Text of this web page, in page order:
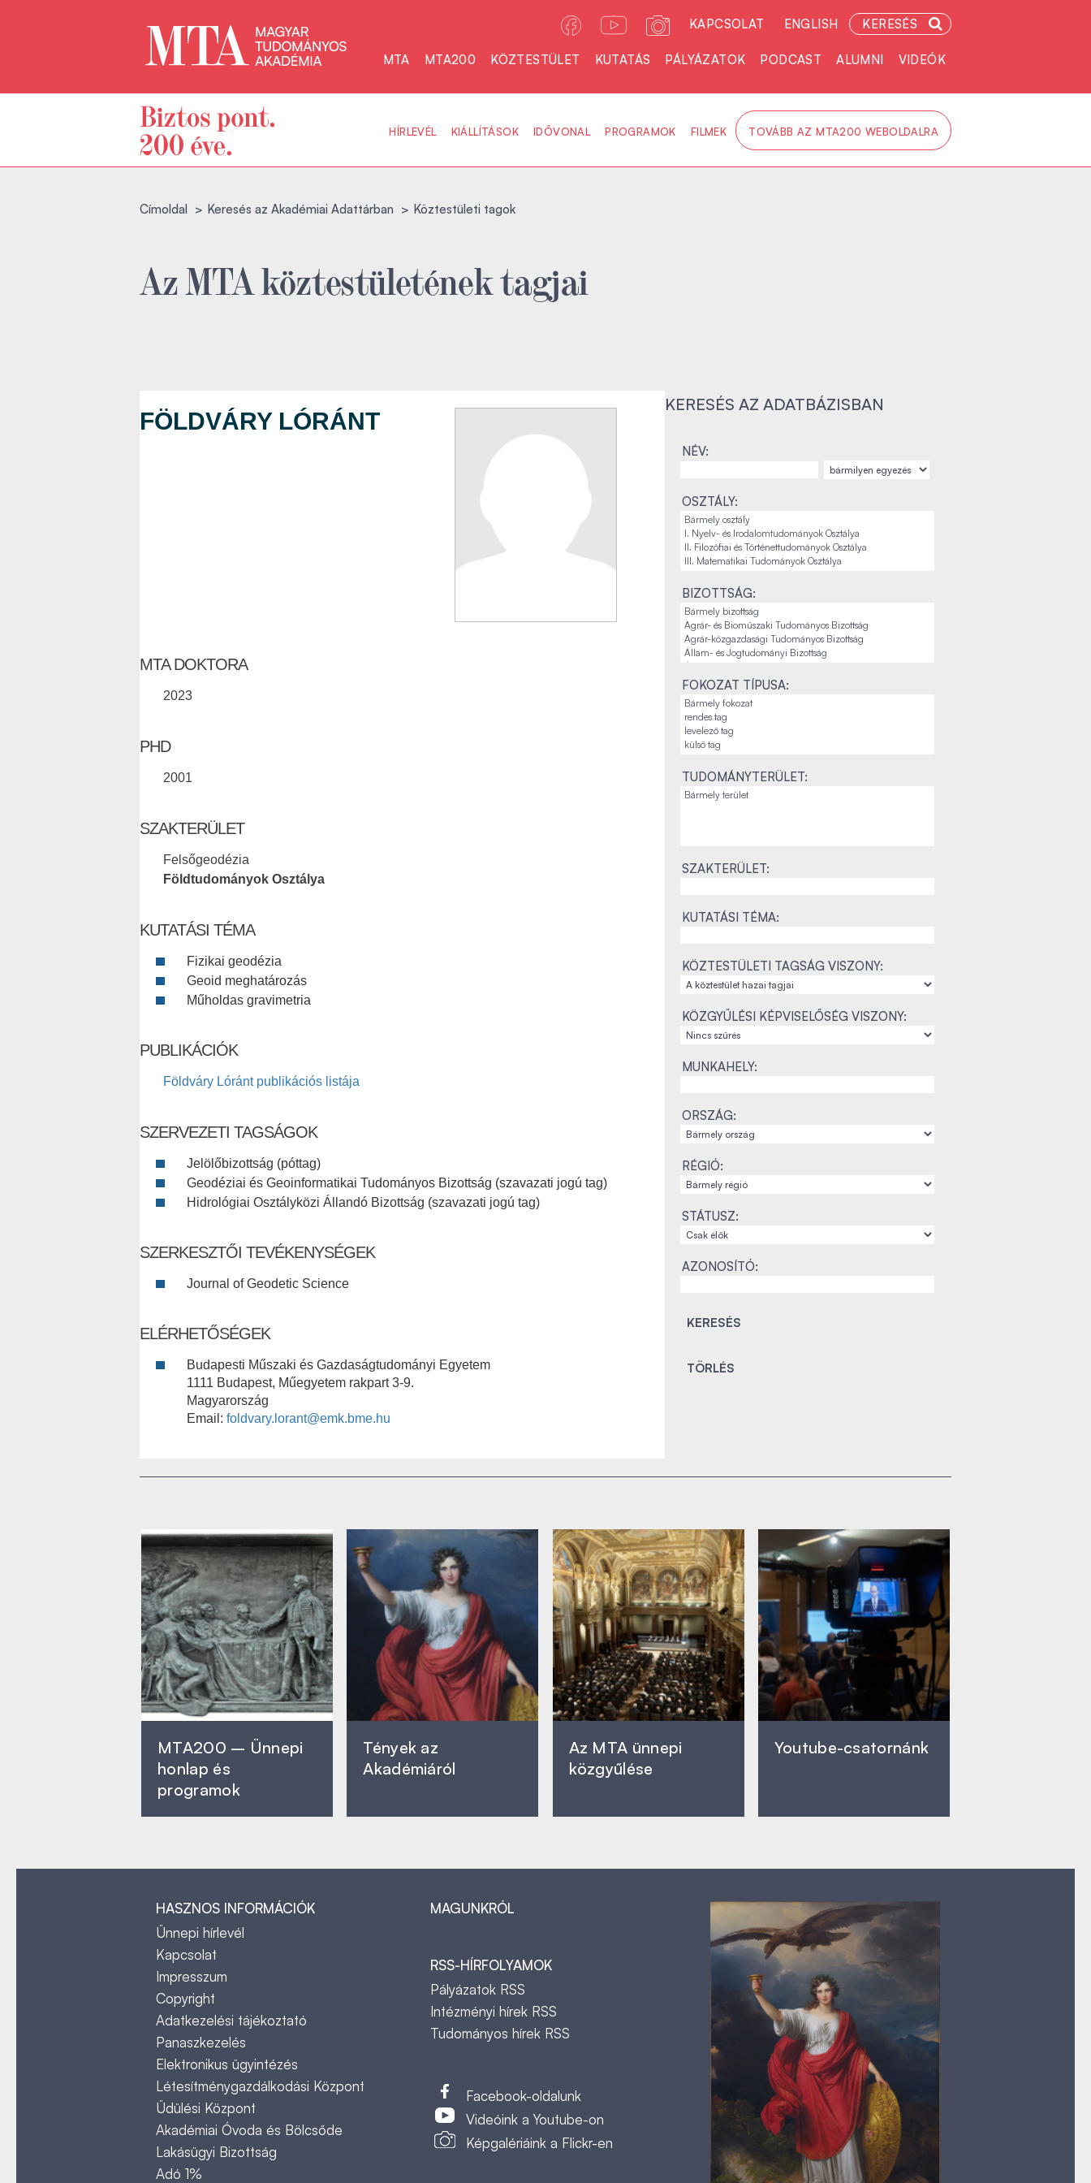
KAPCSOLAT ENGLISH KERESÉS
MTA MTA200 KÖZTESTÜLET KUTATÁS PÁLYÁZATOK PODCAST ALUMNI VIDEÓK
HÍRLEVÉL KIÁLLÍTÁSOK IDŐVONAL PROGRAMOK FILMEK TOVÁBB AZ MTA200 WEBOLDALRA
Címoldal Keresés az Akadémiai Adattárban Köztestületi tagok
Az MTA köztestületének tagjai
FÖLDVÁRY LÓRÁNT
MTA DOKTORA
2023
PHD
2001
SZAKTERÜLET
Felsőgeodézia
Földtudományok Osztálya
KUTATÁSI TÉMA
Fizikai geodézia
Geoid meghatározás
Műholdas gravimetria
PUBLIKÁCIÓK
Földváry Lóránt publikációs listája
SZERVEZETI TAGSÁGOK
Jelölőbizottság (póttag)
Geodéziai és Geoinformatikai Tudományos Bizottság (szavazati jogú tag)
Hidrológiai Osztályközi Állandó Bizottság (szavazati jogú tag)
SZERKESZTŐI TEVÉKENYSÉGEK
Journal of Geodetic Science
ELÉRHETŐSÉGEK
Budapesti Műszaki és Gazdaságtudományi Egyetem
1111 Budapest, Műegyetem rakpart 3-9.
Magyarország
Email: foldvary.lorant@emk.bme.hu
KERESÉS AZ ADATBÁZISBAN
NÉV:
OSZTÁLY:
BIZOTTSÁG:
FOKOZAT TÍPUSA:
TUDOMÁNYTERÜLET:
SZAKTERÜLET:
KUTATÁSI TÉMA:
KÖZTESTÜLETI TAGSÁG VISZONY:
KÖZGYŰLÉSI KÉPVISELŐSÉG VISZONY:
MUNKAHELY:
ORSZÁG:
RÉGIÓ:
STÁTUSZ:
AZONOSÍTÓ:
MTA200 – Ünnepi
honlap és
programok
Tények az
Akadémiáról
Az MTA ünnepi
közgyűlése
Youtube-csatornánk
HASZNOS INFORMÁCIÓK
Ünnepi hírlevél
Kapcsolat
Impresszum
Copyright
Adatkezelési tájékoztató
Panaszkezelés
Elektronikus ügyintézés
Létesítménygazdálkodási Központ
Üdülési Központ
Akadémiai Óvoda és Bölcsőde
Lakásügyi Bizottság
Adó 1%
MAGUNKRÓL
RSS-HÍRFOLYAMOK
Pályázatok RSS
Intézményi hírek RSS
Tudományos hírek RSS
Facebook-oldalunk
Videóink a Youtube-on
Képgalériáink a Flickr-en